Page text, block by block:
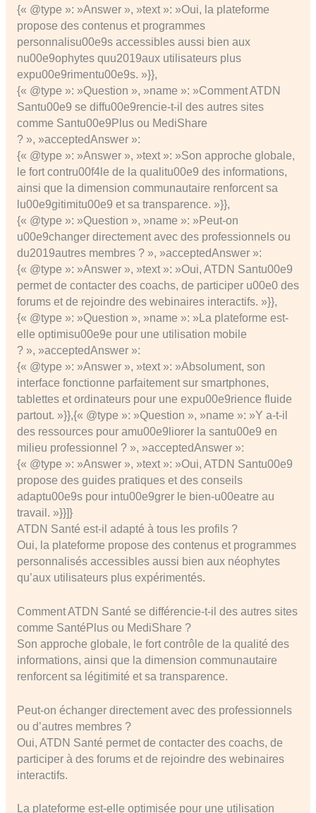
{« @type »: »Answer », »text »: »Oui, la plateforme
propose des contenus et programmes
personnalisu00e9s accessibles aussi bien aux
nu00e9ophytes quu2019aux utilisateurs plus
expu00e9rimentu00e9s. »}},
{« @type »: »Question », »name »: »Comment ATDN
Santu00e9 se diffu00e9rencie-t-il des autres sites
comme Santu00e9Plus ou MediShare
? », »acceptedAnswer »:
{« @type »: »Answer », »text »: »Son approche globale,
le fort contru00f4le de la qualitu00e9 des informations,
ainsi que la dimension communautaire renforcent sa
lu00e9gitimitu00e9 et sa transparence. »}},
{« @type »: »Question », »name »: »Peut-on
u00e9changer directement avec des professionnels ou
du2019autres membres ? », »acceptedAnswer »:
{« @type »: »Answer », »text »: »Oui, ATDN Santu00e9
permet de contacter des coachs, de participer u00e0 des
forums et de rejoindre des webinaires interactifs. »}},
{« @type »: »Question », »name »: »La plateforme est-
elle optimisu00e9e pour une utilisation mobile
? », »acceptedAnswer »:
{« @type »: »Answer », »text »: »Absolument, son
interface fonctionne parfaitement sur smartphones,
tablettes et ordinateurs pour une expu00e9rience fluide
partout. »}},{« @type »: »Question », »name »: »Y a-t-il
des ressources pour amu00e9liorer la santu00e9 en
milieu professionnel ? », »acceptedAnswer »:
{« @type »: »Answer », »text »: »Oui, ATDN Santu00e9
propose des guides pratiques et des conseils
adaptu00e9s pour intu00e9grer le bien-u00eatre au
travail. »}}]}
ATDN Santé est-il adapté à tous les profils ?
Oui, la plateforme propose des contenus et programmes
personnalisés accessibles aussi bien aux néophytes
qu’aux utilisateurs plus expérimentés.
Comment ATDN Santé se différencie-t-il des autres sites
comme SantéPlus ou MediShare ?
Son approche globale, le fort contrôle de la qualité des
informations, ainsi que la dimension communautaire
renforcent sa légitimité et sa transparence.
Peut-on échanger directement avec des professionnels
ou d’autres membres ?
Oui, ATDN Santé permet de contacter des coachs, de
participer à des forums et de rejoindre des webinaires
interactifs.
La plateforme est-elle optimisée pour une utilisation